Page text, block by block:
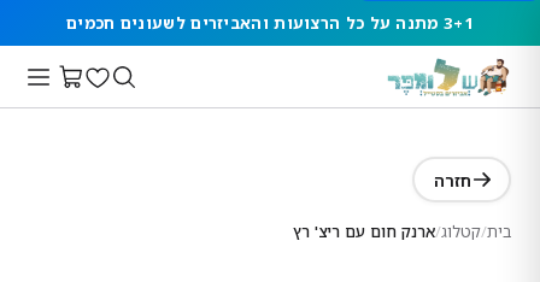
3+1 מתנה על כל הרצועות והאביזרים לשעונים חכמים
חזרה
בית/קטלוג/ארנק חום עם ריצ' רץ